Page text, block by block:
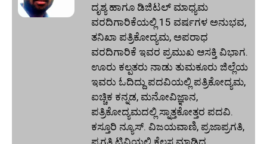
ದೃಶ್ಯ ಹಾಗೂ ಡಿಜಿಟಲ್ ಮಾಧ್ಯಮ
ವರದಿಗಾರಿಕೆಯಲ್ಲಿ 15 ವರ್ಷಗಳ ಅನುಭವ,
ತನಿಖಾ ಪತ್ರಿಕೋದ್ಯಮ, ಅಪರಾಧ
ವರದಿಗಾರಿಕೆ ಇವರ ಪ್ರಮುಖ ಆಸಕ್ತಿ ವಿಭಾಗ.
ಊರು ಕಲ್ಪತರು ನಾಡು ತುಮಕೂರು ಜಿಲ್ಲೆಯ
ಇವರು ಓದಿದ್ದು ಪದವಿಯಲ್ಲಿ ಪತ್ರಿಕೋದ್ಯಮ,
ಐಚ್ಚಿಕ ಕನ್ನಡ, ಮನೋವಿಜ್ಞಾನ,
ಪತ್ರಿಕೋದ್ಯಮದಲ್ಲಿ ಸ್ನಾತ್ತಕೋತ್ತರ ಪದವಿ.
ಕಸ್ತೂರಿ ನ್ಯೂಸ್‌. ವಿಜಯವಾಣಿ, ಪ್ರಜಾಪ್ರಗತಿ,
ಪ್ರಗತಿ ಟಿವಿಯಲ್ಲಿ ಕೆಲಸ ಮಾಡಿದ